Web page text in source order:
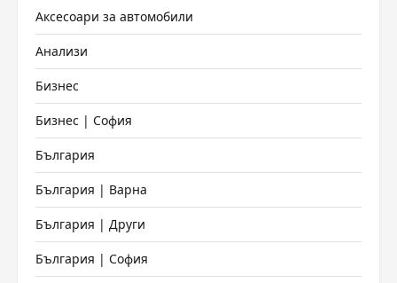
Аксесоари за автомобили
Анализи
Бизнес
Бизнес | София
България
България | Варна
България | Други
България | София